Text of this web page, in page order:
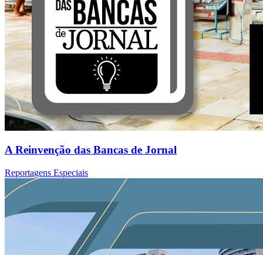
A Reinvenção das Bancas de Jornal
Reportagens Especiais